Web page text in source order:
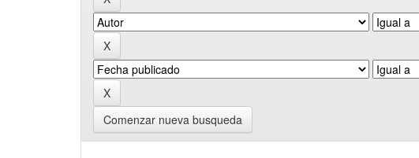
Comenzar nueva busqueda